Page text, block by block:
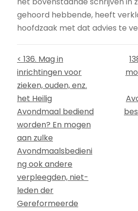
gehoord hebbende, heeft
hoofdzaak met dat advies te
< 136. Mag in
inrichtingen voor
zieken, ouden, enz.
het Heilig
Avondmaal bediend
worden? En mogen
aan zulke
Avondmaalsbedieni
ng ook andere
verpleegden, niet-
leden der
Gereformeerde